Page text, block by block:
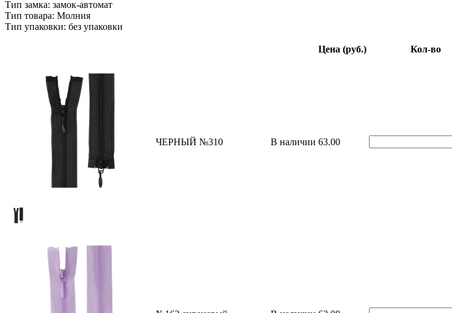
Тип замка: замок-автомат
Тип товара: Молния
Тип упаковки: без упаковки
Цена (руб.) Кол-во
ЧЕРНЫЙ №310 В наличии 63.00